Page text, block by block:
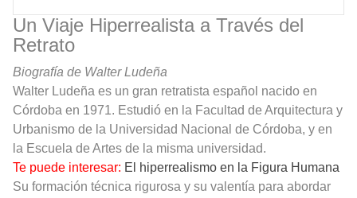
Un Viaje Hiperrealista a Través del
Retrato
Biografía de Walter Ludeña
Walter Ludeña es un gran retratista español nacido en
Córdoba en 1971. Estudió en la Facultad de Arquitectura y
Urbanismo de la Universidad Nacional de Córdoba, y en
la Escuela de Artes de la misma universidad.
Te puede interesar: El hiperrealismo en la Figura Humana
Su formación técnica rigurosa y su valentía para abordar